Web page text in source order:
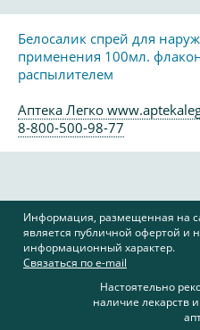
Белосалик спрей для
применения 100мл.
распылителем
Аптека Легко
8-800-500-98-77
Информация, размещенная на
является публичной офертой и
информационный характер.
Связаться по e-mail
Настоятельно
наличие лекарств